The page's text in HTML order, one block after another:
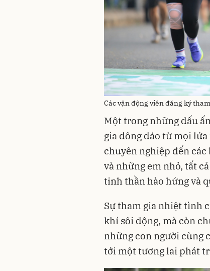
Các vận động viên đăng ký
Một trong những dấu
gia đông đảo từ mọi
chuyên nghiệp đến
và những em nhỏ, tất
tinh thần hào hứng và
Sự tham gia nhiệt tình
khí sôi động, mà còn
những con người cùng
tới một tương lai phát